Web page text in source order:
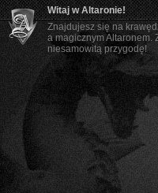
Witaj w Altaronie!
Znajdujesz się na
a magicznym Altaronem.
niesamowitą przygodę!